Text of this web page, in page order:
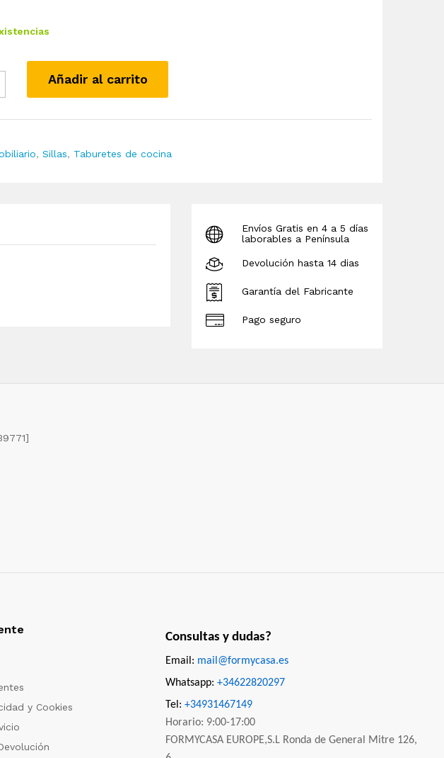
Añadir al carrito
,Sillas, Taburetes de cocina
Envíos Gratis en 4 a 5 días
laborables a Península
Devolución hasta 14 dias
Garantía del Fabricante
Pago seguro
y Cookies
Consultas y dudas?
Email: mail@formycasa.es
Whatsapp: +34622820297
Tel: +34931467149
Horario: 9:00-17:00
FORMYCASA EUROPE,S.L Ronda de General Mitre 126,